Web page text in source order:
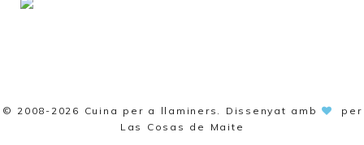
© 2008-2026 Cuina per a llaminers . Dissenyat amb
per
Las Cosas de Maite